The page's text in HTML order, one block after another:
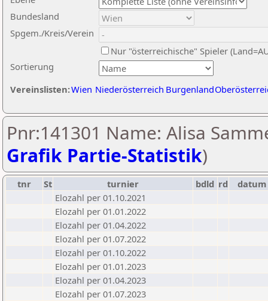
Sortierung
Bundesland
Spgem./Kreis/Verein
Nur "österreichische" Spieler
Vereinslisten:Wien Niederösterreich Burgenland
Pnr:141301 Name: Alisa
Grafik Partie-Statistik)
tnr St turnier bdld rd
datum
Elozahl per 01.10.2021
Elozahl per 01.01.2022
Elozahl per 01.04.2022
Elozahl per 01.07.2022
Elozahl per 01.10.2022
Elozahl per 01.01.2023
Elozahl per 01.04.2023
Elozahl per 01.07.2023